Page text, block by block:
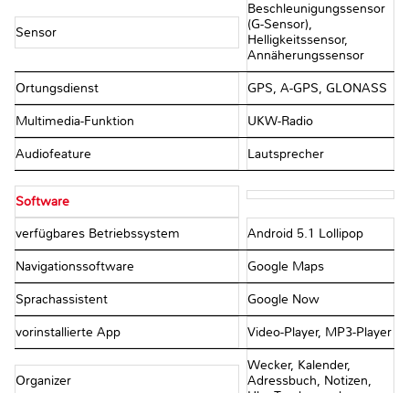
Sensor
Beschleunigungssensor
(G-Sensor),
Helligkeitssensor,
Annäherungssensor
Ortungsdienst GPS, A-GPS, GLONASS
Multimedia-Funktion UKW-Radio
Audiofeature Lautsprecher
Software
verfügbares Betriebssystem Android 5.1 Lollipop
Navigationssoftware Google Maps
Sprachassistent Google Now
vorinstallierte App Video-Player, MP3-Player
Organizer
Wecker, Kalender,
Adressbuch, Notizen,